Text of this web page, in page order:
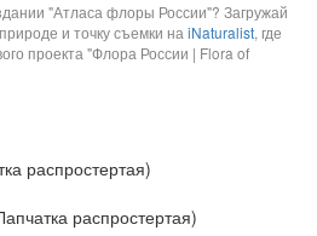
"Атласа флоры России"? Загружай
и точку съемки наiNaturalist, где
проекта "Флора России | Flora of
распростертая)
распростертая)